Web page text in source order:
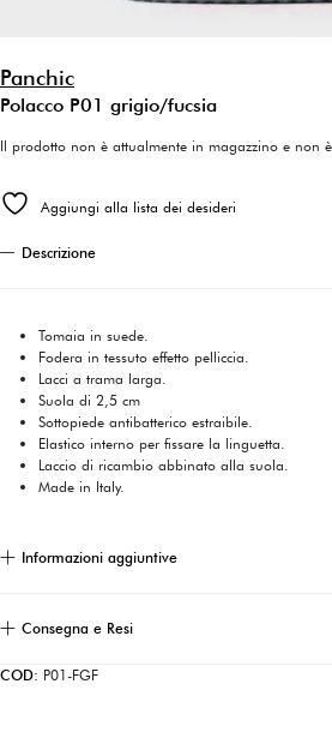
Panchic
Polacco P01 grigio/fucsia
Il prodotto non è attualmente in magazzino e non
Aggiungi alla lista dei desideri
COD: P01-FGF
Descrizione
Tomaia in suede.
Fodera in tessuto effetto pelliccia.
Lacci a trama larga.
Suola di 2,5 cm
Sottopiede antibatterico estraibile.
Elastico interno per fissare la linguetta.
Laccio di ricambio abbinato alla suola.
Made in Italy.
Informazioni aggiuntive
Consegna e Resi